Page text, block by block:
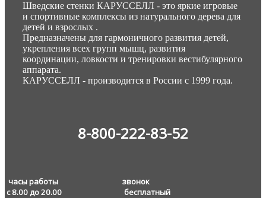
Шведские стенки КАРУССЕЛЛ - это яркие игровые
и спортивные комплексы из натурального дерева для
детей и взрослых .
Предназначены для гармоничного развития детей,
укрепления всех групп мышц, развития
координации, ловкости и тренировки вестибулярного
аппарата.
КАРУССЕЛЛ - производится в России с 1999 года.
8-800-222-83-52
часы работы звонок
с 8.00 до 20.00
бесплатный